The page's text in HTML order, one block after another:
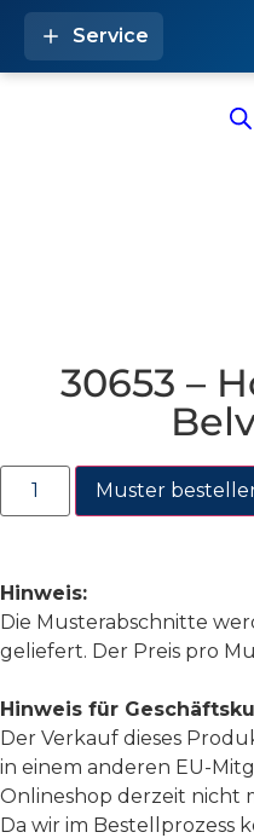
Service
30653 –
Muster
Hinweis:
Die Musterabschnitte
geliefert. Der Preis pro
Hinweis für
Der Verkauf dieses
in einem anderen EU-
Onlineshop derzeit nicht
Da wir im Bestellprozess